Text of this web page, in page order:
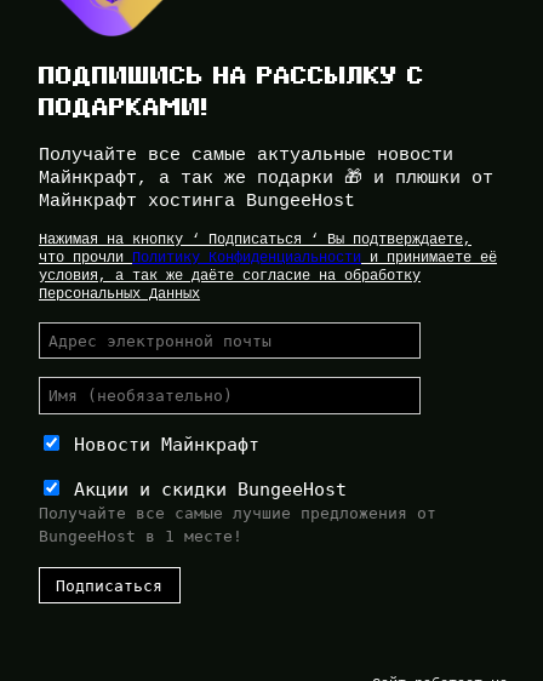
ПОДПИШИСЬ НА РАССЫЛКУ С
ПОДАРКАМИ!
Получайте все самые актуальные новости
Майнкрафт, а так же подарки 🎁 и плюшки от
Майнкрафт хостинга BungeeHost
Нажимая на кнопку ‘ Подписаться ‘ Вы подтверждаете,
что прочли Политику Конфиденциальности и принимаете её
условия, а так же даёте согласие на обработку
Персональных Данных
Новости Майнкрафт
Акции и скидки BungeeHost
Получайте все самые лучшие предложения от
BungeeHost в 1 месте!